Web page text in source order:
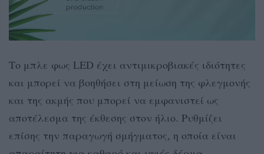
Το μπλε φως LED έχει αντιμικροβιακές ιδιότητες
και μπορεί να βοηθήσει στη μείωση της φλεγμονής
και της ακμής που μπορεί να εμφανιστεί ως
αποτέλεσμα της έκθεσης στον ήλιο. Ρυθμίζει
επίσης την παραγωγή σμήγματος, η οποία είναι